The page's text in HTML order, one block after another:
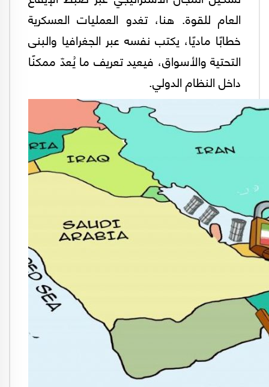
العام للقوة. هنا، تغدو العمليات العسكرية
خطابًا ماديًا، يكتب نفسه عبر الجغرافيا والبنى
التحتية والأسواق، فيعيد تعريف ما يُعدّ ممكنًا
داخل النظام الدولي.